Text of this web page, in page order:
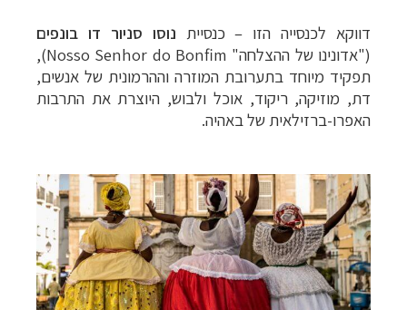
דווקא לכנסייה הזו – כנסיית נוסו סניור דו בונפים
("אדונינו של ההצלחה" Nosso Senhor do Bonfim
),
תפקיד מיוחד בתערובת המוזרה וההרמונית של אנשים,
דת, מוזיקה, ריקוד, אוכל ולבוש, היוצרת את התרבות
האפרו-ברזילאית של באהיה.